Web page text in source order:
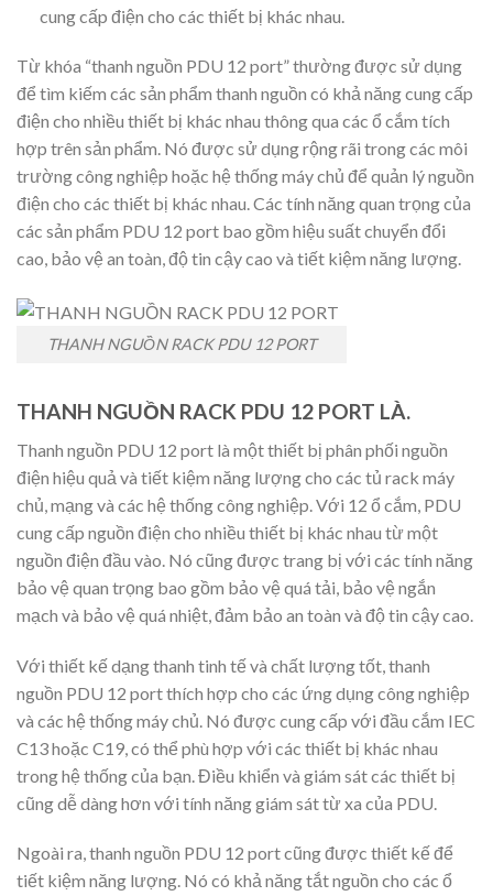
cung cấp điện cho các thiết bị khác nhau.
Từ khóa “thanh nguồn PDU 12 port” thường được sử dụng
để tìm kiếm các sản phẩm thanh nguồn có khả năng cung cấp
điện cho nhiều thiết bị khác nhau thông qua các ổ cắm tích
hợp trên sản phẩm. Nó được sử dụng rộng rãi trong các môi
trường công nghiệp hoặc hệ thống máy chủ để quản lý nguồn
điện cho các thiết bị khác nhau. Các tính năng quan trọng của
các sản phẩm PDU 12 port bao gồm hiệu suất chuyển đổi
cao, bảo vệ an toàn, độ tin cậy cao và tiết kiệm năng lượng.
THANH NGUỒN RACK PDU 12 PORT
THANH NGUỒN RACK PDU 12 PORT LÀ.
Thanh nguồn PDU 12 port là một thiết bị phân phối nguồn
điện hiệu quả và tiết kiệm năng lượng cho các tủ rack máy
chủ, mạng và các hệ thống công nghiệp. Với 12 ổ cắm, PDU
cung cấp nguồn điện cho nhiều thiết bị khác nhau từ một
nguồn điện đầu vào. Nó cũng được trang bị với các tính năng
bảo vệ quan trọng bao gồm bảo vệ quá tải, bảo vệ ngắn
mạch và bảo vệ quá nhiệt, đảm bảo an toàn và độ tin cậy cao.
Với thiết kế dạng thanh tinh tế và chất lượng tốt, thanh
nguồn PDU 12 port thích hợp cho các ứng dụng công nghiệp
và các hệ thống máy chủ. Nó được cung cấp với đầu cắm IEC
C13 hoặc C19, có thể phù hợp với các thiết bị khác nhau
trong hệ thống của bạn. Điều khiển và giám sát các thiết bị
cũng dễ dàng hơn với tính năng giám sát từ xa của PDU.
Ngoài ra, thanh nguồn PDU 12 port cũng được thiết kế để
tiết kiệm năng lượng. Nó có khả năng tắt nguồn cho các ổ